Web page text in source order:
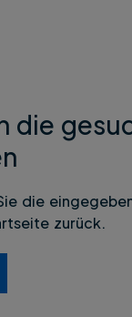
die
die
zurück.